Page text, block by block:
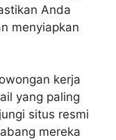
Anda
menyiapkan
kerja
yang paling
situs resmi
mereka